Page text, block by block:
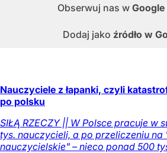
Obserwuj nas w
Dodaj jako źródło w
Nauczyciele z łapanki, czyli
po polsku
SIŁĄ RZECZY || W Polsce pracuje w
tys. nauczycieli, a po przeliczeniu na
nauczycielskie" – nieco ponad 500